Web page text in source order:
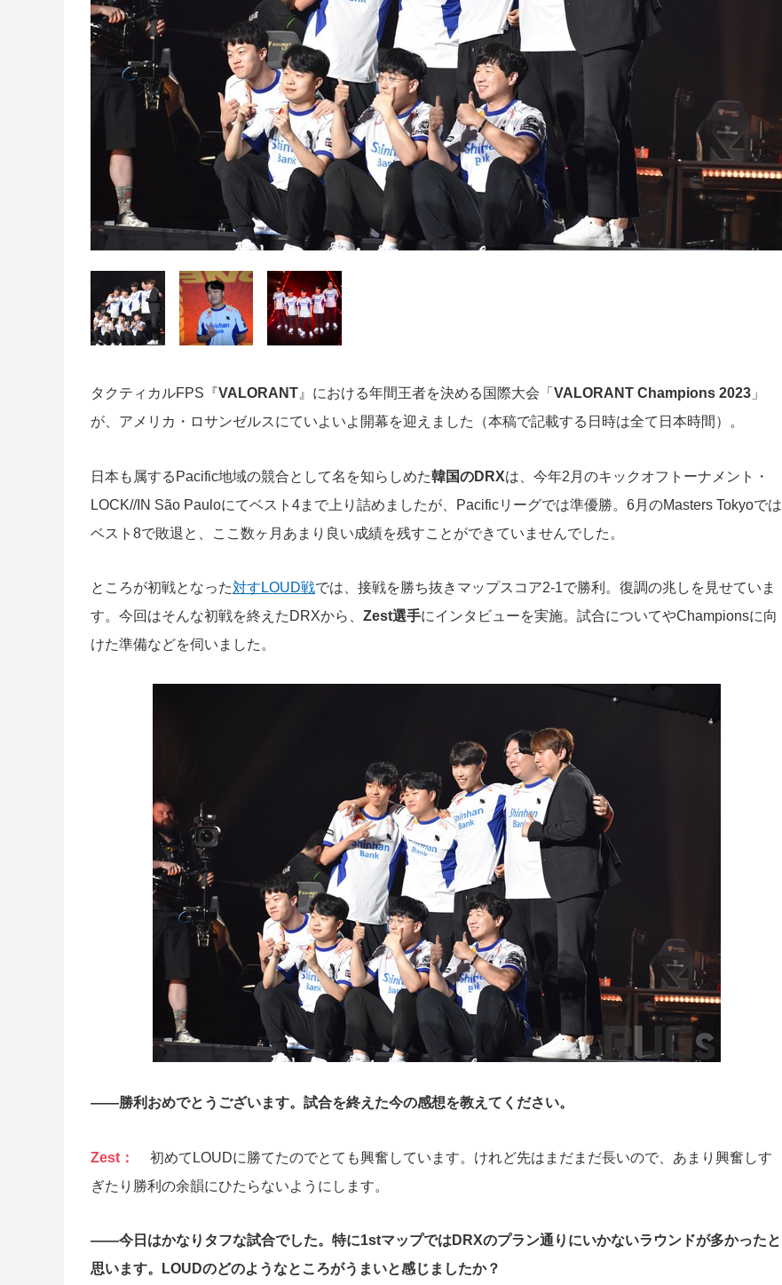
タクティカルFPS『VALORANT 』における年間王者を決める国際大会「 VALORANT Champions 2023 」
が、アメリカ・ロサンゼルスにていよいよ開幕を迎えました（本稿で記載する日時は全て日本時間）。
日本も属するPacific地域の競合として名を知らしめた韓国のDRXは、今年2月のキックオフトーナメント・
LOCK//IN São Pauloにてベスト4まで上り詰めましたが、Pacificリーグでは準優勝。6月のMasters Tokyoでは
ベスト8で敗退と、ここ数ヶ月あまり良い成績を残すことができていませんでした。
ところが初戦となった対すLOUD戦では、接戦を勝ち抜きマップスコア2-1で勝利。復調の兆しを見せていま
す。今回はそんな初戦を終えたDRXから、 Zest選手にインタビューを実施。試合についてやChampionsに向
けた準備などを伺いました。
――勝利おめでとうございます。試合を終えた今の感想を教えてください。
Zest：
初めてLOUDに勝てたのでとても興奮しています。けれど先はまだまだ長いので、あまり興奮しす
ぎたり勝利の余韻にひたらないようにします。
――今日はかなりタフな試合でした。特に1stマップではDRXのプラン通りにいかないラウンドが多かったと
思います。LOUDのどのようなところがうまいと感じましたか？